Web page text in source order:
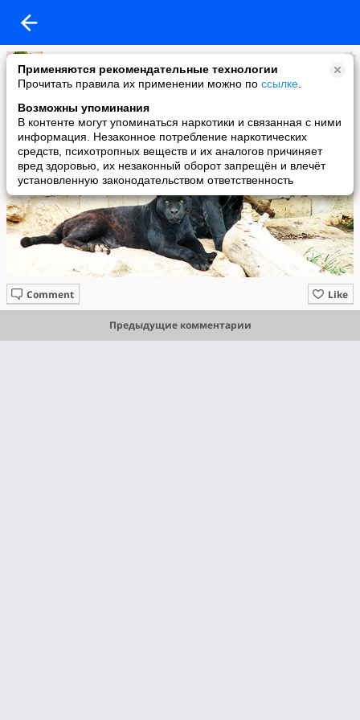
Применяются рекомендательные технологии
Прочитать правила их применении можно по ссылке
Возможны упоминания
В контенте могут упоминаться наркотики и связанная с ними
информация. Незаконное потребление наркотических
средств, психотропных веществ и их аналогов причиняет
вред здоровью, их незаконный оборот запрещён и влечёт
установленную законодательством ответственность
Бастинда
added a photo
07 Dec в 19:35
Like
Comment
Предыдущие комментарии